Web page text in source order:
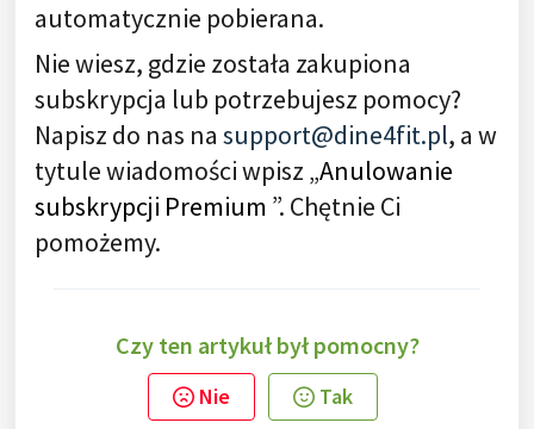
automatycznie pobierana.
Nie wiesz, gdzie została zakupiona
subskrypcja lub potrzebujesz pomocy?
Napisz do nas na support@dine4fit.pl, a w
tytule wiadomości wpisz „Anulowanie
subskrypcji Premium ”. Chętnie Ci
pomożemy.
Czy ten artykuł był pomocny?
Nie Tak